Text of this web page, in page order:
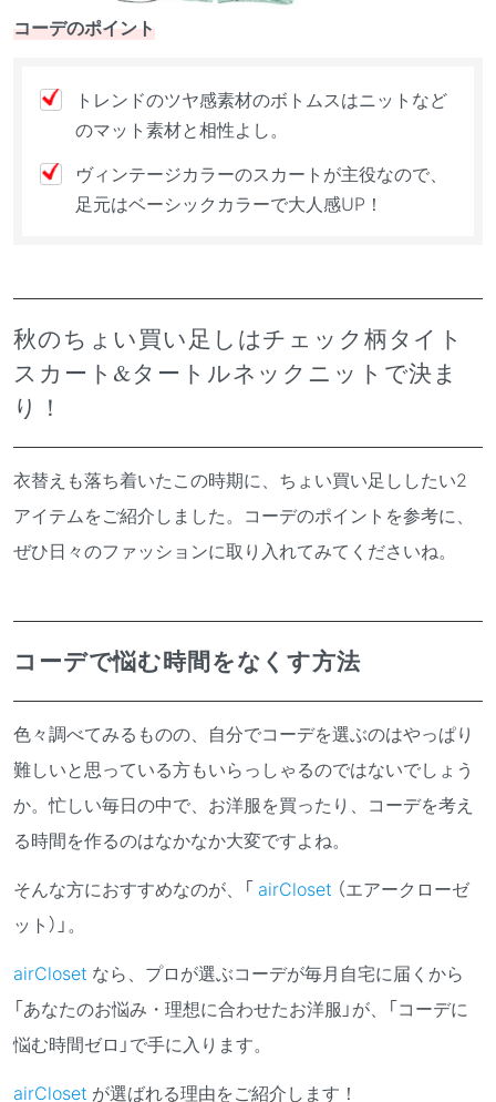
コーデのポイント
トレンドのツヤ感素材のボトムスはニットなど
のマット素材と相性よし。
ヴィンテージカラーのスカートが主役なので、
足元はベーシックカラーで大人感UP！
秋のちょい買い足しはチェック柄タイト
スカート&タートルネックニットで決ま
り！
衣替えも落ち着いたこの時期に、ちょい買い足ししたい2
アイテムをご紹介しました。コーデのポイントを参考に、
ぜひ日々のファッションに取り入れてみてくださいね。
コーデで悩む時間をなくす方法
色々調べてみるものの、自分でコーデを選ぶのはやっぱり
難しいと思っている方もいらっしゃるのではないでしょう
か。忙しい毎日の中で、お洋服を買ったり、コーデを考え
る時間を作るのはなかなか大変ですよね。
そんな方におすすめなのが、
「 airCloset （エアークローゼ
ット）」。
airCloset なら、プロが選ぶコーデが毎月自宅に届くから
「あなたのお悩み・理想に合わせたお洋服」が、「コーデに
悩む時間ゼロ」で手に入ります。
airCloset が選ばれる理由をご紹介します！